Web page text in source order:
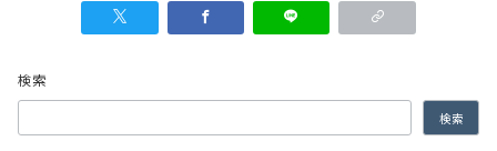
検索
検索